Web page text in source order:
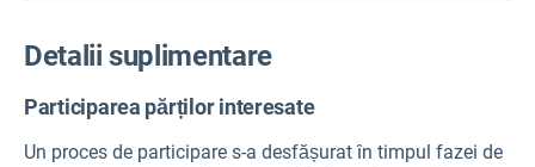
Detalii suplimentare
Participarea părților interesate
Un proces de participare s-a desfășurat în timpul fazei de